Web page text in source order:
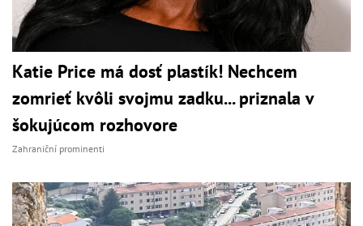
Katie Price má dosť plastík! Nechcem
zomrieť kvôli svojmu zadku... priznala v
šokujúcom rozhovore
Zahraniční prominenti